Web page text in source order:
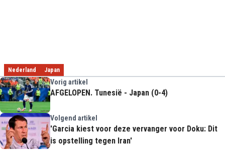
Nederland Japan
Vorig artikel
AFGELOPEN. Tunesië - Japan (0-4)
Volgend artikel
'Garcia kiest voor deze vervanger voor Doku: Dit
is opstelling tegen Iran'